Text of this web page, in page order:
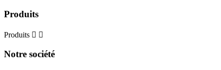
Produits
Produits  
Notre société